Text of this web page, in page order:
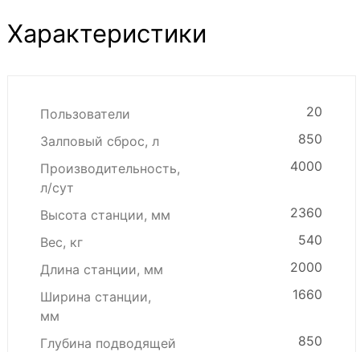
Характеристики
Пользователи
20
Залповый сброс, л
850
Производительность,
л/сут
4000
Высота станции, мм
2360
Вес, кг
540
Длина станции, мм
2000
Ширина станции,
мм
1660
Глубина подводящей
850